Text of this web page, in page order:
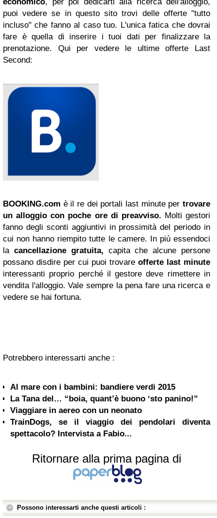
puoi vedere se in questo sito trovi delle offerte "tutto
incluso" che fanno al caso tuo. L'unica fatica che dovrai
fare è quella di inserire i tuoi dati per finalizzare la
prenotazione. Qui per vedere le ultime offerte Last
Second:
BOOKING.com è il re dei portali last minute pertrovare
un alloggio con poche ore di preavviso. Molti gestori
fanno degli sconti aggiuntivi in prossimità del periodo in
cui non hanno riempito tutte le camere. In più essendoci
la cancellazione gratuita, capita che alcune persone
possano disdire per cui puoi trovare offerte last minute
interessanti proprio perché il gestore deve rimettere in
vendita l'alloggio. Vale sempre la pena fare una ricerca e
vedere se hai fortuna.
Potrebbero interessarti anche :
Al mare con i bambini: bandiere verdi 2015
La Tana del… “boia, quant’è buono ‘sto panino!”
Viaggiare in aereo con un neonato
TrainDogs, se il viaggio dei pendolari diventa
spettacolo? Intervista a Fabio...
Ritornare alla prima pagina di
Possono interessarti anche questi articoli :